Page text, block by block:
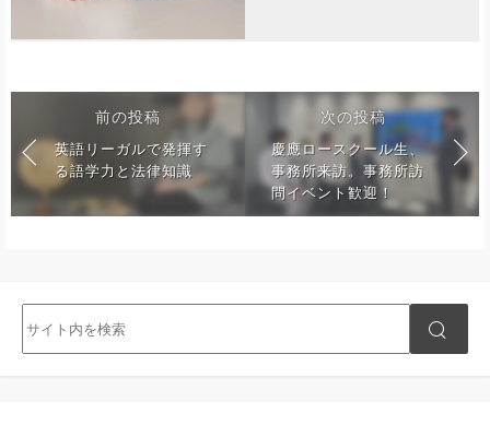
前の投稿
英語リーガルで発揮す
る語学力と法律知識
次の投稿
慶應ロースクール生、
事務所来訪。事務所訪
問イベント歓迎！